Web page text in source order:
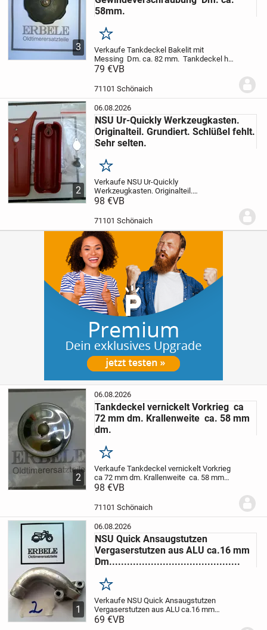
3
58mm.
Merken
Verkaufe Tankdeckel Bakelit mit
Messing Dm. ca. 82 mm. Tankdeckel hat
Gewindeverschraubung Dm. ca.
RissZustand siehe Bilder
Packststation nur...
79 €VB
71101 Schönaich
2
06.08.2026
NSU Ur-Quickly Werkzeugkasten.
Originalteil. Grundiert. Schlüßel fehlt.
Sehr selten.
Merken
Verkaufe NSU Ur-Quickly
Werkzeugkasten. Originalteil.
Grundiert.
nicht dabei.Lieferung an Packststation
nur auf AnfragePreis plus...
98 €VB
71101 Schönaich
2
06.08.2026
Tankdeckel vernickelt Vorkrieg ca
72 mm dm. Krallenweite ca. 58 mm
dm.
Merken
Verkaufe Tankdeckel vernickelt Vorkrieg
ca 72 mm dm. Krallenweite ca. 58 mm
dm. Zustand gut siehe Bilder
plus Porto
98 €VB
71101 Schönaich
1
06.08.2026
NSU Quick Ansaugstutzen
Vergaserstutzen aus ALU ca.16 mm
Dm............................................
Merken
Verkaufe NSU Quick Ansaugstutzen
Vergaserstutzen aus ALU ca.16 mm
Dm.Zustand siehe Bilder
69 €VB